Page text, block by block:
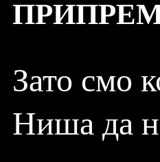
Зато смо
Ниша да